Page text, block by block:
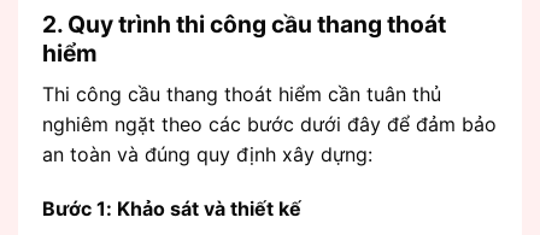
2. Quy trình thi công cầu thang thoát
hiểm
Thi công cầu thang thoát hiểm cần tuân thủ
nghiêm ngặt theo các bước dưới đây để đảm bảo
an toàn và đúng quy định xây dựng:
Bước 1: Khảo sát và thiết kế